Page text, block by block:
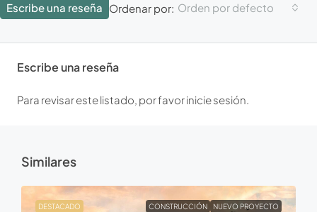
Ordenar por: Orden por defecto
Escribe una reseña
Escribe una reseña
Para revisar este listado, por favor inicie sesión.
Similares
DESTACADO CONSTRUCCIÓN NUEVO PROYECTO